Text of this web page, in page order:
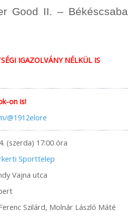
Good II. – Békéscsaba
IGAZOLVÁNY NÉLKÜL IS
on is!
@1912elore
(szerda) 17:00 óra
Sporttelep
Vajna utca
Szilárd, Molnár László Máté